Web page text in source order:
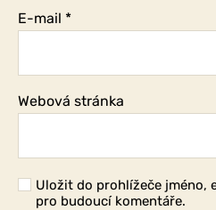
E-mail *
Webová stránka
Uložit do prohlížeče jméno,
pro budoucí komentáře.